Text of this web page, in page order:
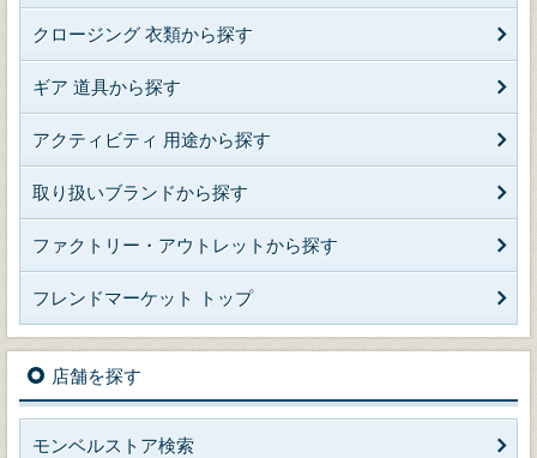
クロージング 衣類から探す
ギア 道具から探す
アクティビティ 用途から探す
取り扱いブランドから探す
ファクトリー・アウトレットから探す
フレンドマーケット トップ
店舗を探す
モンベルストア検索